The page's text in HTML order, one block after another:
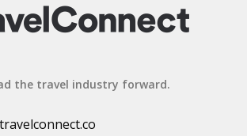
the travel industry forward.